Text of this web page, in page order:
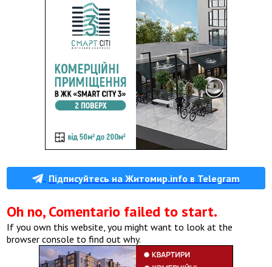
Підписуйтесь на Житомир.info в Telegram
Oh no, Comentario failed to start.
If you own this website, you might want to look at the
browser console to find out why.